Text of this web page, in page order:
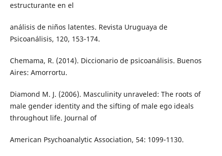
estructurante en el
análisis de niños latentes. Revista Uruguaya de
Psicoanálisis, 120, 153-174.
Chemama, R. (2014). Diccionario de psicoanálisis. Buenos
Aires: Amorrortu.
Diamond M. J. (2006). Masculinity unraveled: The roots of
male gender identity and the sifting of male ego ideals
throughout life. Journal of
American Psychoanalytic Association, 54: 1099-1130.